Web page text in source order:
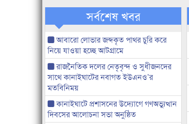
সর্বশেষ খবর
আবারো লোভার জব্দকৃত পাথর চুরি করে
নিয়ে যাওয়া হচ্ছে আটগ্রামে
রাজনৈতিক দলের নেতৃবৃন্দ ও সুধীজনদের
সাথে কানাইঘাটের নবাগত ইউএনও’র
মতবিনিময়
কানাইঘাটে প্রশাসনের উদ্যোগে গণঅভ্যুত্থান
দিবসের আলোচনা সভা অনুষ্ঠিত